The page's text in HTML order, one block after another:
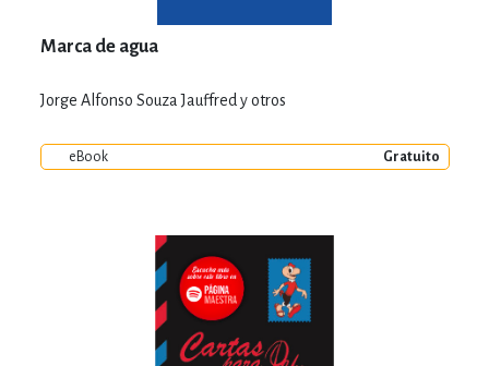
Marca de agua
Jorge Alfonso Souza Jauffred y otros
eBook Gratuito